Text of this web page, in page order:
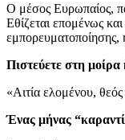
Ο μέσος Ευρωπαίος,
Εθίζεται επομένως
εμπορευματοποίησης,
Πιστεύετε στη μοίρα
«Αιτία ελομένου, θεός
Ένας μήνας